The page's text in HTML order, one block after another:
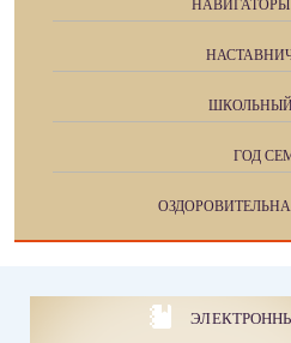
НАВИГАТОРЫ
ШКОЛЬНЫЙ
ГОД